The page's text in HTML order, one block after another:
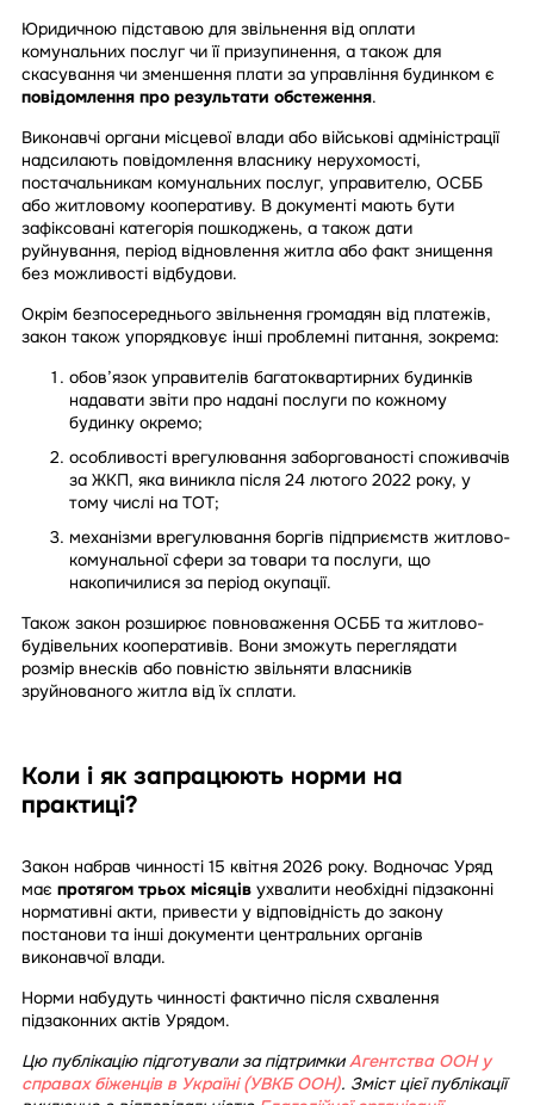
Юридичною підставою для звільнення від оплати
комунальних послуг чи її призупинення, а також для
скасування чи зменшення плати за управління будинком є
повідомлення про результати обстеження.
Виконавчі органи місцевої влади або військові адміністрації
надсилають повідомлення власнику нерухомості,
постачальникам комунальних послуг, управителю, ОСББ
або житловому кооперативу. В документі мають бути
зафіксовані категорія пошкоджень, а також дати
руйнування, період відновлення житла або факт знищення
без можливості відбудови.
Окрім безпосереднього звільнення громадян від платежів,
закон також упорядковує інші проблемні питання, зокрема:
обов’язок управителів багатоквартирних будинків
надавати звіти про надані послуги по кожному
будинку окремо;
особливості врегулювання заборгованості споживачів
за ЖКП, яка виникла після 24 лютого 2022 року, у
тому числі на ТОТ;
механізми врегулювання боргів підприємств житлово-
комунальної сфери за товари та послуги, що
накопичилися за період окупації.
Також закон розширює повноваження ОСББ та житлово-
будівельних кооперативів. Вони зможуть переглядати
розмір внесків або повністю звільняти власників
зруйнованого житла від їх сплати.
Коли і як запрацюють норми на
практиці?
Закон набрав чинності 15 квітня 2026 року. Водночас Уряд
має протягом трьох місяців ухвалити необхідні підзаконні
нормативні акти, привести у відповідність до закону
постанови та інші документи центральних органів
виконавчої влади.
Норми набудуть чинності фактично після схвалення
підзаконних актів Урядом.
Цю публікацію підготували за підтримкиАгентства ООН у
справах біженців в Україні (УВКБ ООН). Зміст цієї публікації